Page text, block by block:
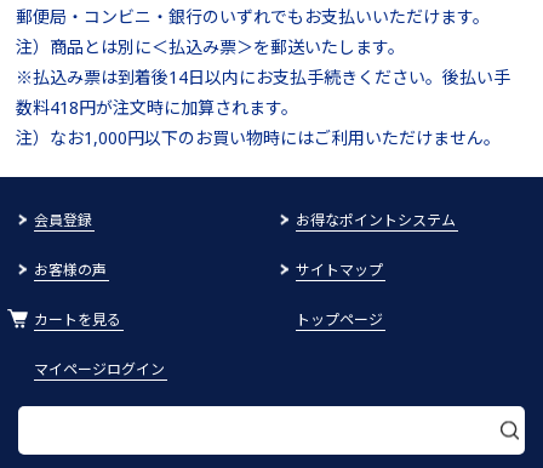
郵便局・コンビニ・銀行のいずれでもお支払いいただけます。
注）商品とは別に＜払込み票＞を郵送いたします。
※払込み票は到着後14日以内にお支払手続きください。後払い手
数料418円が注文時に加算されます。
注）なお1,000円以下のお買い物時にはご利用いただけません。
会員登録 お得なポイントシステム
お客様の声 サイトマップ
カートを見る トップページ
マイページログイン